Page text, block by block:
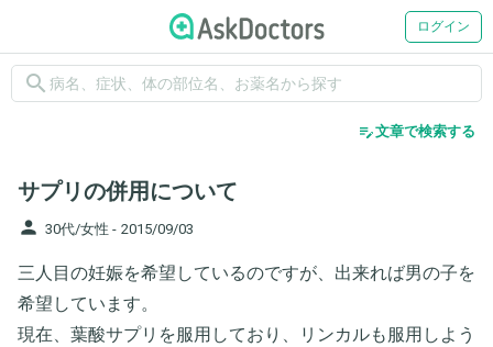
ログイン
search
edit_note文章で検索する
サプリの併用について
person 30代/女性 - 2015/09/03
三人目の妊娠を希望しているのですが、出来れば男の子を
希望しています。
現在、葉酸サプリを服用しており、リンカルも服用しよう